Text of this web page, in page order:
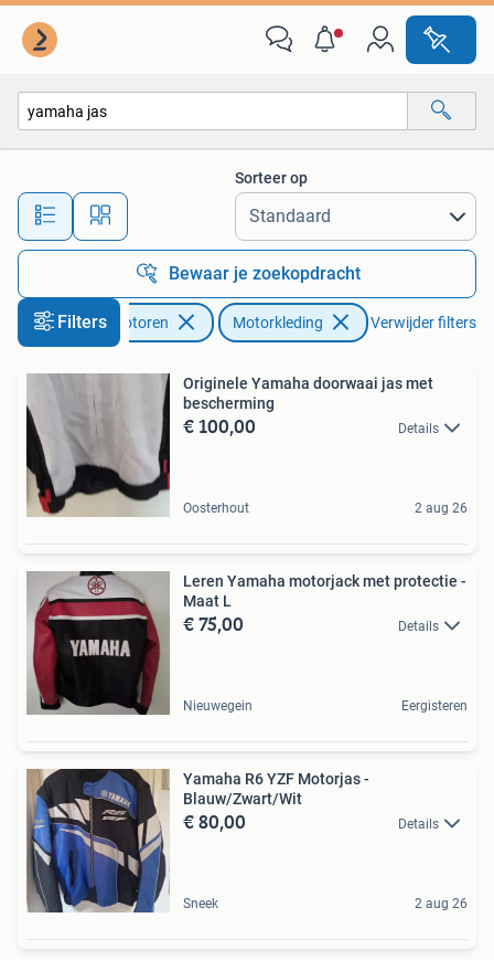
Alle afstanden…
Sorteer op
Bewaar je zoekopdracht
Filters Motoren Motorkleding Verwijder filters
Originele Yamaha doorwaai jas met
bescherming
€ 100,00 Details
Oosterhout 2 aug 26
Leren Yamaha motorjack met protectie -
Maat L
€ 75,00 Details
Nieuwegein Eergisteren
Yamaha R6 YZF Motorjas -
Blauw/Zwart/Wit
€ 80,00 Details
Sneek 2 aug 26